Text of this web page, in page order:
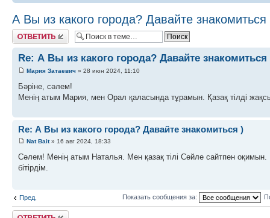
А Вы из какого города? Давайте знакомиться
Ответить
Re: А Вы из какого города? Давайте знакомиться
Мария Затаевич » 28 июн 2024, 11:10
Бәріне, сәлем!
Менің атым Мария, мен Орал қаласында тұрамын. Қазақ тілді
Re: А Вы из какого города? Давайте знакомиться )
Nat Bait» 16 авг 2024, 18:33
Сәлем! Менің атым Наталья. Мен қазақ тілі Сөйле сайтпен
бітірдім.
Пред. Показать сообщения за:
Ответить